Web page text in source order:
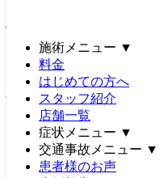
施術メニュー ▼
料金
はじめての方へ
スタッフ紹介
店舗一覧
症状メニュー ▼
交通事故メニュー ▼
患者様のお声
｜仙台市泉
城市｜アッ
ループ
受付時間